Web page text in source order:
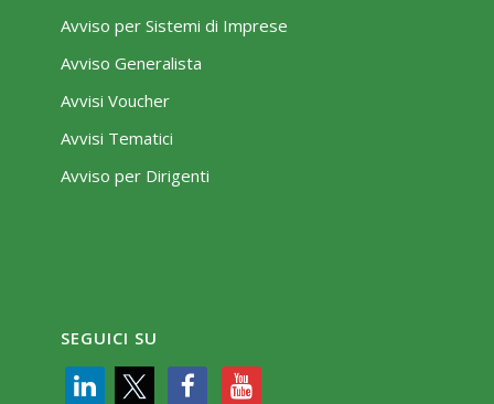
Avviso per Sistemi di Imprese
Avviso Generalista
Avvisi Voucher
Avvisi Tematici
Avviso per Dirigenti
SEGUICI SU